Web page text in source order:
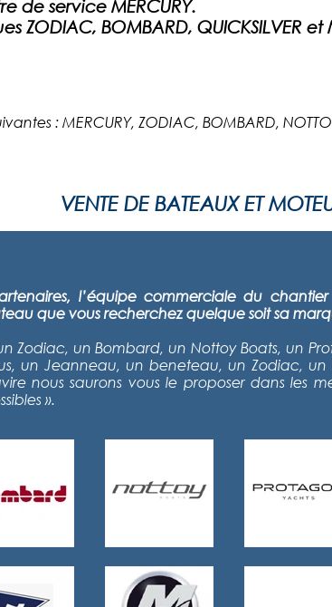
de service MERCURY.
ZODIAC, BOMBARD, QUICKSILVER
: MERCURY, ZODIAC, BOMBARD,
VENTE DE BATEAUX ET
l’équipe commerciale du
que vous recherchez quelque soit sa
Zodiac, un Bombard, un Nottoy Boats, un
un Jeanneau, un beneteau, un Zodiac, un
nous saurons vous le proposer dans les
».